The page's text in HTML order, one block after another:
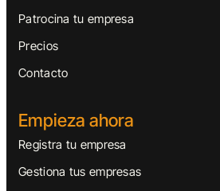
Patrocina tu empresa
Precios
Contacto
Empieza ahora
Registra tu empresa
Gestiona tus empresas